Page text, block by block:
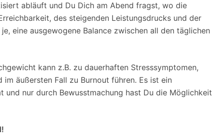
abläuft und Du Dich am Abend fragst, wo die
des steigenden Leistungsdrucks und der
eine ausgewogene Balance zwischen all den täglichen
kann z.B. zu dauerhaften Stresssymptomen,
äußersten Fall zu Burnout führen. Es ist ein
und nur durch Bewusstmachung hast Du die Möglichkeit